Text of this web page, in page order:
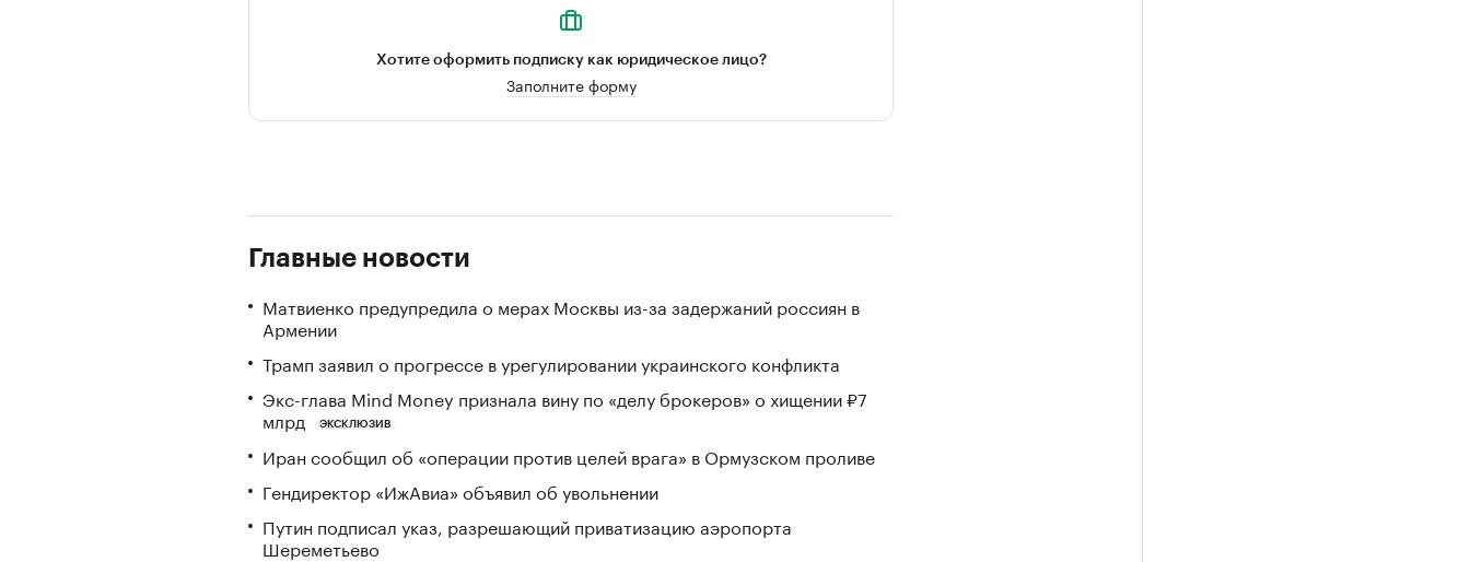
Хотите оформить подписку как юридическое лицо?
Заполните форму
Главные новости
Матвиенко предупредила о мерах Москвы из-за задержаний россиян в
Армении
Трамп заявил о прогрессе в урегулировании украинского конфликта
Экс-глава Mind Money признала вину по «делу брокеров» о хищении ₽7
млрд
ЭКСКЛЮЗИВ
Иран сообщил об «операции против целей врага» в Ормузском проливе
Гендиректор «ИжАвиа» объявил об увольнении
Путин подписал указ, разрешающий приватизацию аэропорта
Шереметьево